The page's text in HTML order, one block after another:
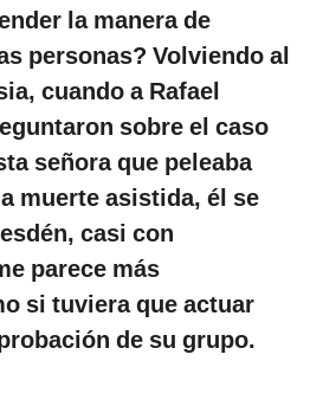
la manera de
personas? Volviendo al
cuando a Rafael
sobre el caso
señora que peleaba
muerte asistida, él se
casi con
parece más
si tuviera que actuar
de su grupo.